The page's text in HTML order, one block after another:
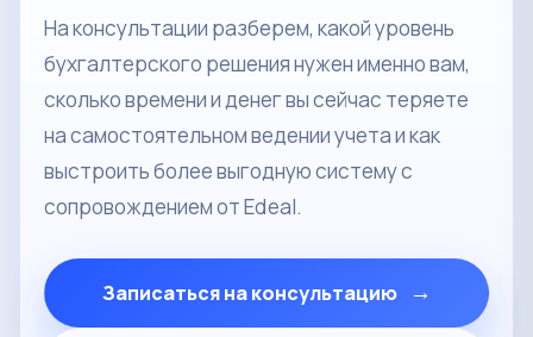
На консультации разберем, какой уровень
бухгалтерского решения нужен именно вам,
сколько времени и денег вы сейчас теряете
на самостоятельном ведении учета и как
выстроить более выгодную систему с
сопровождением от Edeal.
Записаться на консультацию →